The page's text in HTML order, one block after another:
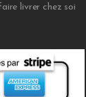
livrer chez soi